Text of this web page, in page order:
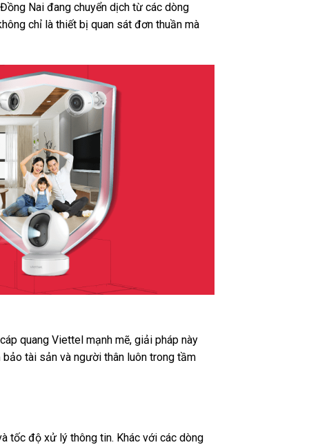
Nai đang chuyển dịch từ các dòng
chỉ là thiết bị quan sát đơn thuần mà
quang Viettel mạnh mẽ, giải pháp này
tài sản và người thân luôn trong tầm
tốc độ xử lý thông tin. Khác với các dòng